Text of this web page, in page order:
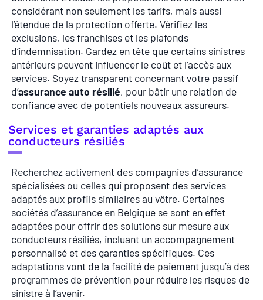
considérant non seulement les tarifs, mais aussi
l’étendue de la protection offerte. Vérifiez les
exclusions, les franchises et les plafonds
d’indemnisation. Gardez en tête que certains sinistres
antérieurs peuvent influencer le coût et l’accès aux
services. Soyez transparent concernant votre passif
d’assurance auto résilié, pour bâtir une relation de
confiance avec de potentiels nouveaux assureurs.
Services et garanties adaptés aux
conducteurs résiliés
Recherchez activement des compagnies d’assurance
spécialisées ou celles qui proposent des services
adaptés aux profils similaires au vôtre. Certaines
sociétés d’assurance en Belgique se sont en effet
adaptées pour offrir des solutions sur mesure aux
conducteurs résiliés, incluant un accompagnement
personnalisé et des garanties spécifiques. Ces
adaptations vont de la facilité de paiement jusqu’à des
programmes de prévention pour réduire les risques de
sinistre à l’avenir.